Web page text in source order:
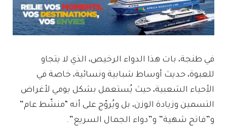
في طنجة، بات هذا الدواء الرخيص، الذي لا يتجاو
للعبوة، حديث أوساط شبابية ونسائية، خاصة في
الأحياء الشعبية، حيث يُستعمل بشكل يومي لأغراض
التسمين وزيادة الوزن، بل ويُروّج على أنه “منشّط عام”
و”فاتح شهية” و”دواء الجمال السريع”.